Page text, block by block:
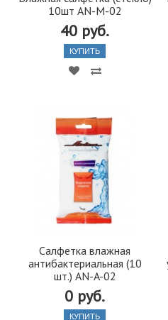
10шт AN-M-02
40 руб.
КУПИТЬ
Салфетка влажная
антибактериальная (10
шт.) AN-A-02
0 руб.
КУПИТЬ